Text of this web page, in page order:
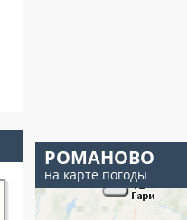
РОМАНОВО
на карте погоды